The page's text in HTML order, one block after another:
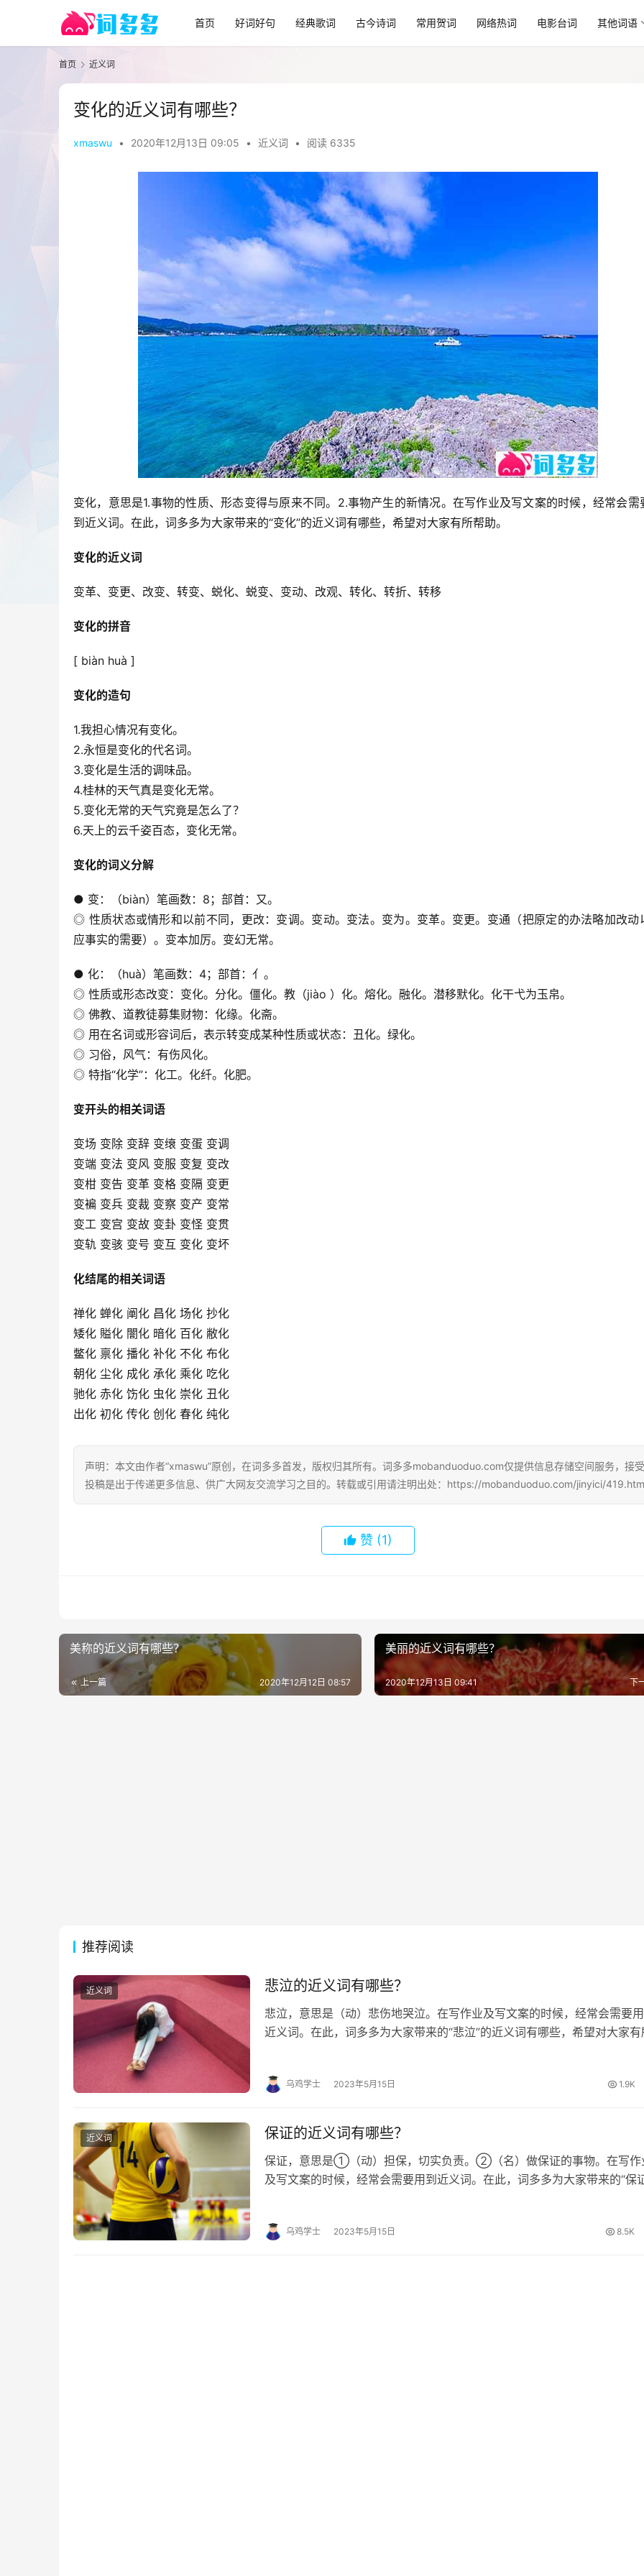
首页 好词好句 经典歌词 古今诗词 常用贺词 网络热词 电影台词 其他词语
首页 近义词
变化的近义词有哪些？
xmaswu • 2020年12月13日 09:05 • 近义词 • 阅读 6335
变化，意思是1.事物的性质、形态变得与原来不同。2.事物产生的新情况。在写作业及写文案的时候，经常会需
到近义词。在此，词多多为大家带来的“变化”的近义词有哪些，希望对大家有所帮助。
变化的近义词
变革、变更、改变、转变、蜕化、蜕变、变动、改观、转化、转折、转移
变化的拼音
[ biàn huà ]
变化的造句
1.我担心情况有变化。
2.永恒是变化的代名词。
3.变化是生活的调味品。
4.桂林的天气真是变化无常。
5.变化无常的天气究竟是怎么了？
6.天上的云千姿百态，变化无常。
变化的词义分解
● 变：（biàn）笔画数：8；部首：又。
◎ 性质状态或情形和以前不同，更改：变调。变动。变法。变为。变革。变更。变通（把原定的办法略加改动
应事实的需要）。变本加厉。变幻无常。
● 化：（huà）笔画数：4；部首：亻。
◎ 性质或形态改变：变化。分化。僵化。教（jiào ）化。熔化。融化。潜移默化。化干弋为玉帛。
◎ 佛教、道教徒募集财物：化缘。化斋。
◎ 用在名词或形容词后，表示转变成某种性质或状态：丑化。绿化。
◎ 习俗，风气：有伤风化。
◎ 特指“化学”：化工。化纤。化肥。
变开头的相关词语
变场 变除 变辞 变缞 变蛋 变调
变端 变法 变风 变服 变复 变改
变柑 变告 变革 变格 变隔 变更
变褊 变兵 变裁 变察 变产 变常
变工 变宫 变故 变卦 变怪 变贯
变轨 变骇 变号 变互 变化 变坏
化结尾的相关词语
禅化 蝉化 阐化 昌化 场化 抄化
矮化 賹化 闇化 暗化 百化 敝化
鳖化 禀化 播化 补化 不化 布化
朝化 尘化 成化 承化 乘化 吃化
驰化 赤化 饬化 虫化 崇化 丑化
出化 初化 传化 创化 春化 纯化
声明：本文由作者“xmaswu”原创，在词多多首发，版权归其所有。词多多mobanduoduo.com仅提供信息存储空间服务，接受
投稿是出于传递更多信息、供广大网友交流学习之目的。转载或引用请注明出处：https://mobanduoduo.com/jinyici/
赞 (1)
美称的近义词有哪些？
上一篇 2020年12月12日 08:57
美丽的近义词有哪些？
下
2020年12月13日 09:41
推荐阅读
近义词 悲泣的近义词有哪些？
悲泣，意思是（动）悲伤地哭泣。在写作业及写文案的时候，经常会需要
近义词。在此，词多多为大家带来的“悲泣”的近义词有哪些，希望对大家有
乌鸡学士 2023年5月15日 1.9K
近义词 保证的近义词有哪些？
保证，意思是①（动）担保，切实负责。②（名）做保证的事物。在写作
及写文案的时候，经常会需要用到近义词。在此，词多多为大家带来的“保
乌鸡学士 2023年5月15日 8.5K